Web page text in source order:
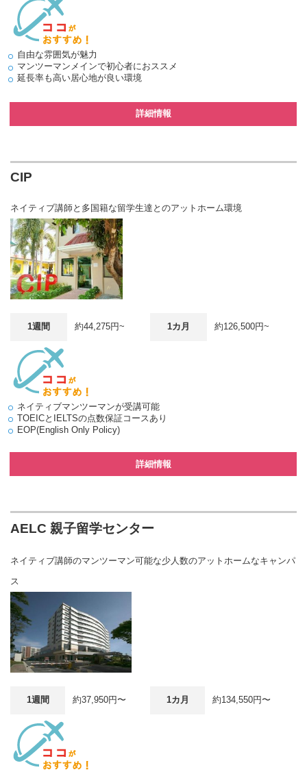
自由な雰囲気が魅力
マンツーマンメインで初心者におススメ
延長率も高い居心地が良い環境
詳細情報
CIP
ネイティブ講師と多国籍な留学生達とのアットホーム環境
1週間 約44,275円~ 1カ月 約126,500円~
ネイティブマンツーマンが受講可能
TOEICとIELTSの点数保証コースあり
EOP(English Only Policy)
詳細情報
AELC 親子留学センター
ネイティブ講師のマンツーマン可能な少人数のアットホームなキャンパ
ス
1週間 約37,950円〜 1カ月 約134,550円〜